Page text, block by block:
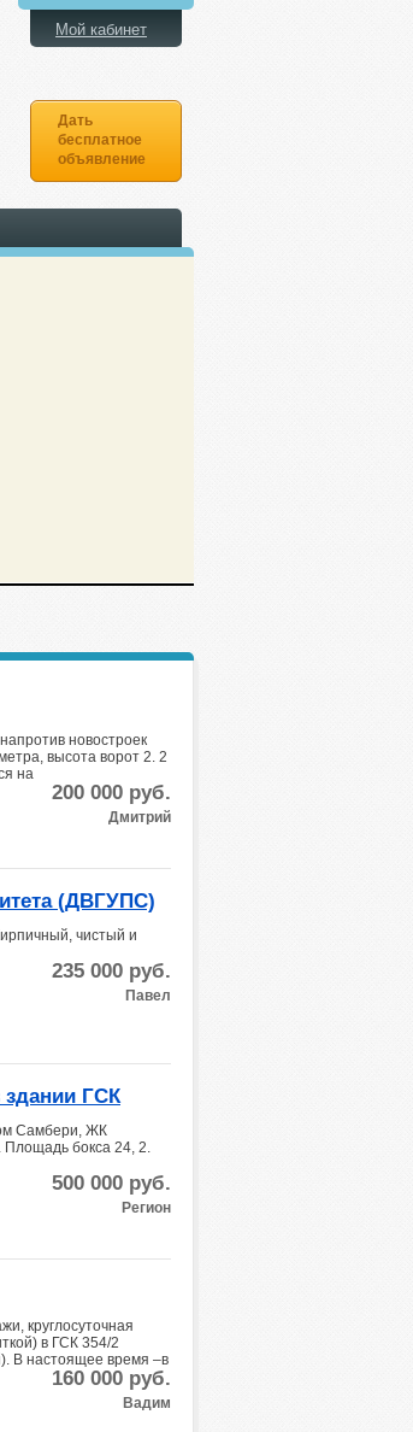
Мой кабинет
Дать
бесплатное
объявление
новостроек
высота ворот 2. 2
на
200 000 руб.
Дмитрий
(ДВГУПС)
чистый и
235 000 руб.
Павел
здании ГСК
Самбери, ЖК
бокса 24, 2.
500 000 руб.
Регион
круглосуточная
в ГСК 354/2
В настоящее время –в
160 000 руб.
Вадим